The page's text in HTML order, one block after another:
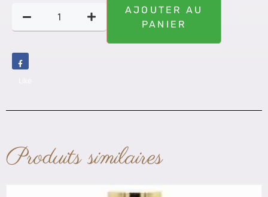
AJOUTER AU
PANIER
Produits similaires